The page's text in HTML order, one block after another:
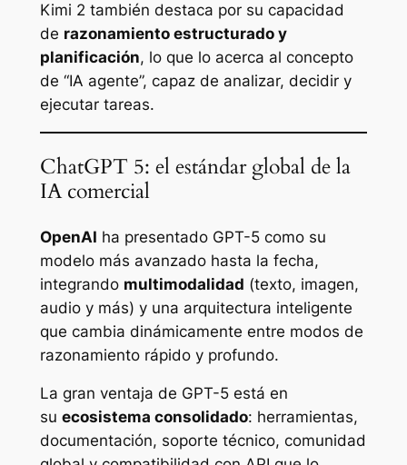
Kimi 2 también destaca por su capacidad
de razonamiento estructurado y
planificación, lo que lo acerca al concepto
de “IA agente”, capaz de analizar, decidir y
ejecutar tareas.
ChatGPT 5: el estándar global de la
IA comercial
OpenAI ha presentado GPT-5 como su
modelo más avanzado hasta la fecha,
integrando multimodalidad (texto, imagen,
audio y más) y una arquitectura inteligente
que cambia dinámicamente entre modos de
razonamiento rápido y profundo.
La gran ventaja de GPT-5 está en
su ecosistema consolidado: herramientas,
documentación, soporte técnico, comunidad